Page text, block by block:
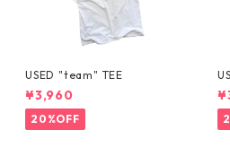
USED "team" TEE
¥3,960
20%OFF